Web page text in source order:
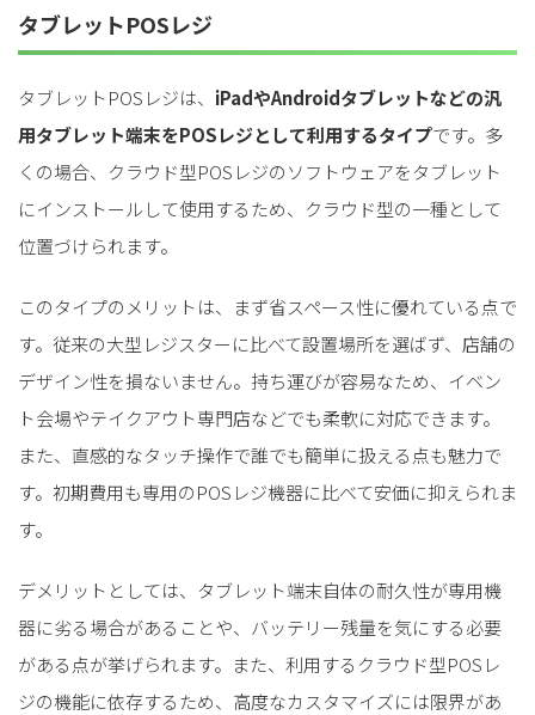
タブレットPOSレジ
タブレットPOSレジは、 iPadやAndroidタブレットなどの汎
用タブレット端末をPOSレジとして利用するタイプです。多
くの場合、クラウド型POSレジのソフトウェアをタブレット
にインストールして使用するため、クラウド型の一種として
位置づけられます。
このタイプのメリットは、まず省スペース性に優れている点で
す。従来の大型レジスターに比べて設置場所を選ばず、店舗の
デザイン性を損ないません。持ち運びが容易なため、イベン
ト会場やテイクアウト専門店などでも柔軟に対応できます。
また、直感的なタッチ操作で誰でも簡単に扱える点も魅力で
す。初期費用も専用のPOSレジ機器に比べて安価に抑えられま
す。
デメリットとしては、タブレット端末自体の耐久性が専用機
器に劣る場合があることや、バッテリー残量を気にする必要
がある点が挙げられます。また、利用するクラウド型POSレ
ジの機能に依存するため、高度なカスタマイズには限界があ